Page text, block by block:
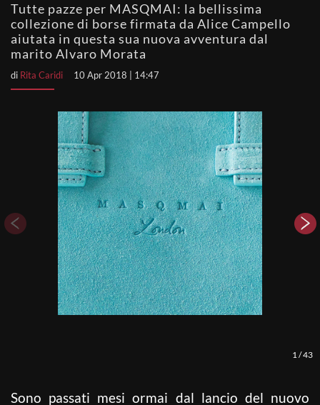
Tutte pazze per MASQMAI: la bellissima
collezione di borse firmata da Alice Campello
aiutata in questa sua nuova avventura dal
marito Alvaro Morata
di Rita Caridi 10 Apr 2018 | 14:47
1 /43
Sono passati mesi ormai dal lancio del nuovo